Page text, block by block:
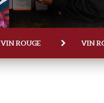
VIN ROUGE VIN